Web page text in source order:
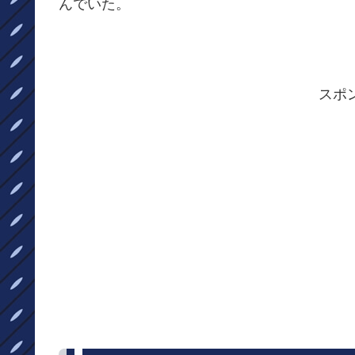
んでいた。
スポ